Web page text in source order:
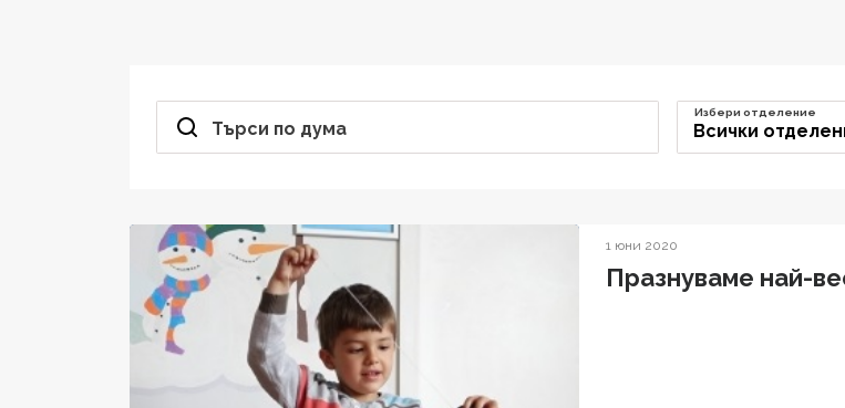
Търси по дума Всички
Избери отделение
1 юни 2020
Празнуваме най-